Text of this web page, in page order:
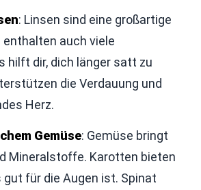
: Linsen sind eine großartige
enthalten auch viele
hilft dir, dich länger satt zu
die Verdauung und
Herz.
Gemüse: Gemüse bringt
Mineralstoffe. Karotten bieten
gut für die Augen ist. Spinat